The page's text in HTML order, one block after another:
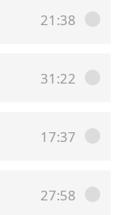
21:38
31:22
17:37
27:58